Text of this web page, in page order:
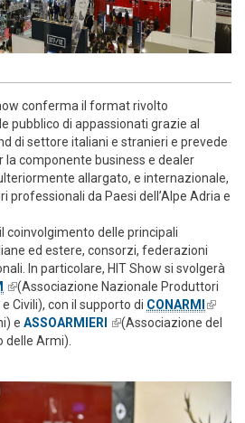
conferma il format rivolto
pubblico di appassionati grazie al
di settore italiani e stranieri e prevede
la componente business e dealer
allargato, e internazionale,
professionali da Paesi dell’Alpe Adria e
coinvolgimento delle principali
ed estere, consorzi, federazioni
In particolare, HIT Show si svolgerà
(link is external)
(Associazione Nazionale Produttori
Civili), con il supporto di CONARMI(link is
e ASSOARMIERI (link is external)
(Associazione del
delle Armi).